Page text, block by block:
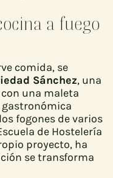
a fuego
comida, se
Sánchez, una
una maleta
gastronómica
fogones de varios
de Hostelería
proyecto, ha
se transforma